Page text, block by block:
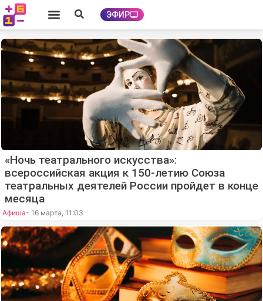
ЭФИР
«Ночь театрального искусства»:
всероссийская акция к 150-летию Союза
театральных деятелей России пройдет в конце
месяца
Афиша- 16 марта, 11:03